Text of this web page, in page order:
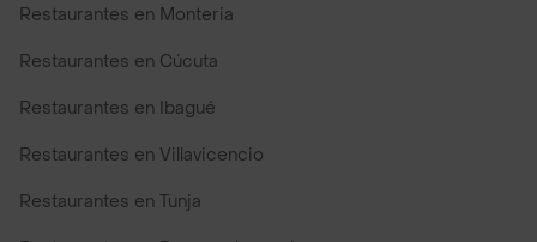
Restaurantes en Monteria
Restaurantes en Cúcuta
Restaurantes en Ibagué
Restaurantes en Villavicencio
Restaurantes en Tunja